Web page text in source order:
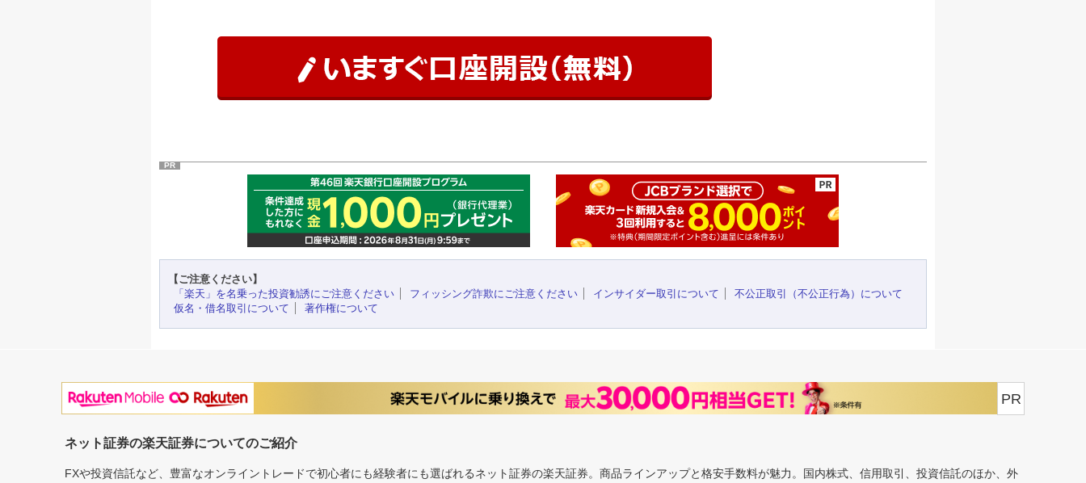
PR
【ご注意ください】
「楽天」を名乗った投資勧誘にご注意ください
フィッシング詐欺にご注意ください インサイダー取引について
不公正取引（不公正行為）について
仮名・借名取引について
著作権について
PR
ネット証券の楽天証券についてのご紹介
FXや投資信託など、豊富なオンライントレードで初心者にも経験者にも選ばれるネット証券の楽天証券。商品ラインアップと格安手数料が魅力。国内株式、信用取引、投資信託のほか、外